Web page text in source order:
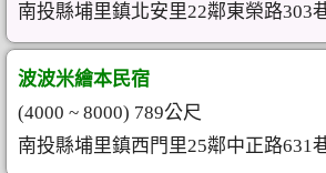
南投縣埔里鎮北安里22鄰東榮路303
波波米繪本民宿
(4000 ~ 8000) 789公尺
南投縣埔里鎮西門里25鄰中正路631